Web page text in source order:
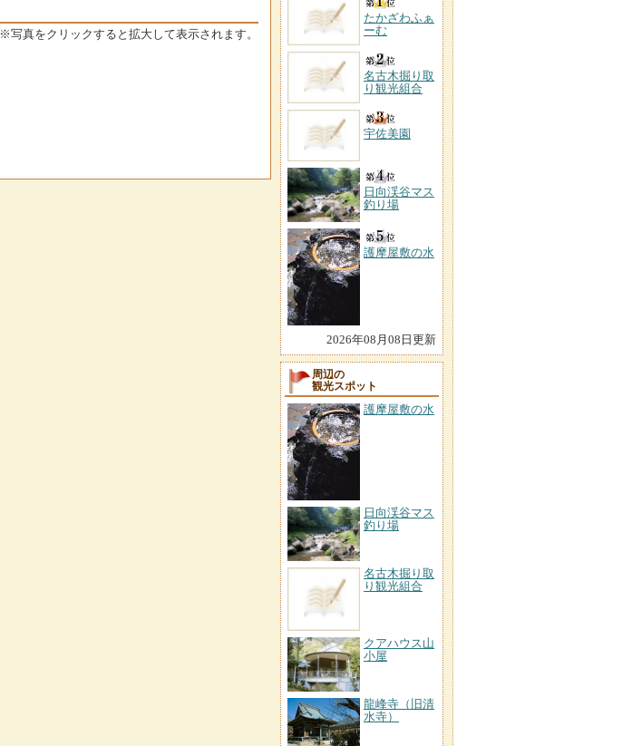
※写真をクリックすると拡大して表示されます。
たかざわふぁ
ーむ
名古木掘り取
り観光組合
宇佐美園
日向渓谷マス
釣り場
護摩屋敷の水
2026年08月08日更新
周辺の
観光スポット
護摩屋敷の水
日向渓谷マス
釣り場
名古木掘り取
り観光組合
クアハウス山
小屋
龍峰寺（旧清
水寺）